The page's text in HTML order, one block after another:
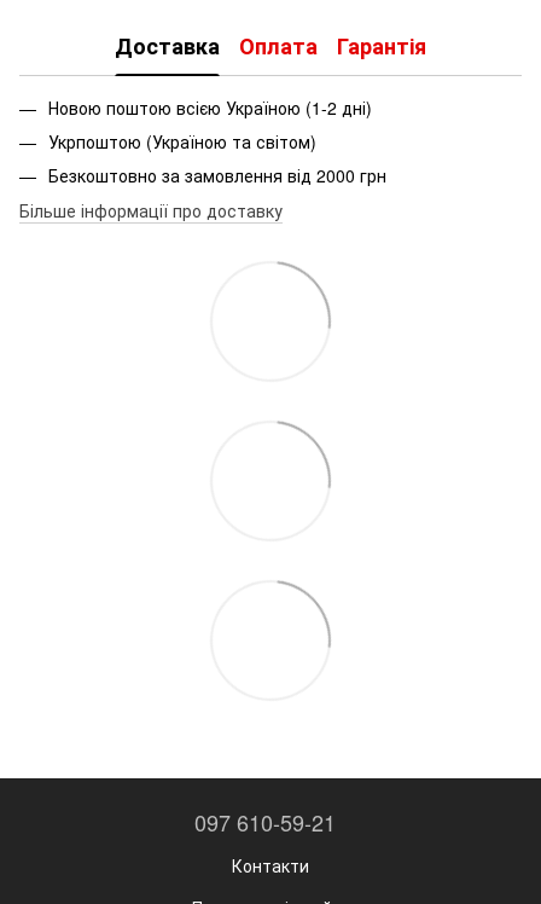
Доставка Оплата Гарантія
Новою поштою всією Україною (1-2 дні)
Укрпоштою (Україною та світом)
Безкоштовно за замовлення від 2000 грн
Більше інформації про доставку
097 610-59-21
Контакти